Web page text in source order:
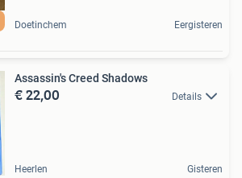
Doetinchem Eergisteren
Assassin's Creed Shadows
€ 22,00 Details
Heerlen Gisteren